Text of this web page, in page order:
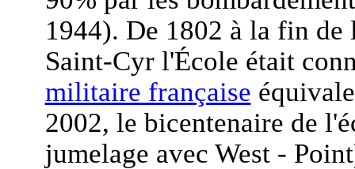
1944). De 1802 à la fin de
Saint-Cyr l'École était
militaire française
2002, le bicentenaire de
jumelage avec West -